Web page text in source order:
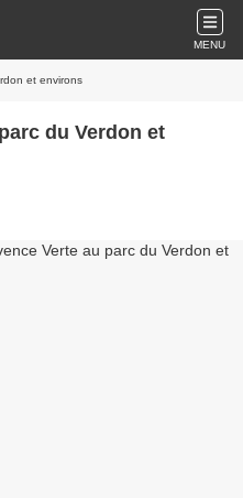
MENU
et environs
du Verdon et